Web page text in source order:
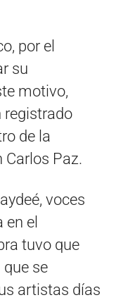
por el
su
motivo,
registrado
de la
Carlos Paz.
voces
en el
tuvo que
se
artistas días